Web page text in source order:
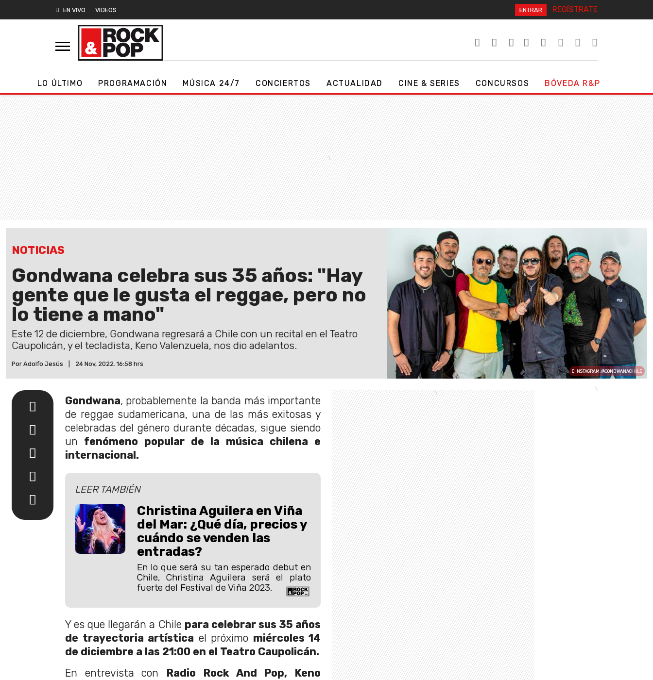
EN VIVO VIDEOS ENTRAR REGÍSTRATE
LO ÚLTIMO PROGRAMACIÓN MÚSICA 24/7 CONCIERTOS ACTUALIDAD CINE & SERIES CONCURSOS BÓVEDA R&P
NOTICIAS
Gondwana celebra sus 35 años: "Hay
gente que le gusta el reggae, pero no
lo tiene a mano"
Este 12 de diciembre, Gondwana regresará a Chile con un recital en el Teatro
Caupolicán, y el tecladista, Keno Valenzuela, nos dio adelantos.
Por Adolfo Jesús 24 Nov, 2022. 16:58 hrs
INSTAGRAM: @GONDWANACHILE
Gondwana, probablemente la banda más importante
de reggae sudamericana, una de las más exitosas y
celebradas del género durante décadas, sigue siendo
un fenómeno popular de la música chilena e
internacional.
LEER TAMBIÉN
Christina Aguilera en Viña
del Mar: ¿Qué día, precios y
cuándo se venden las
entradas?
En lo que será su tan esperado debut en
Chile, Christina Aguilera será el plato
fuerte del Festival de Viña 2023.
Y es que llegarán a Chile para celebrar sus 35 años
de trayectoria artística el próximo miércoles 14
de diciembre a las 21:00 en el Teatro Caupolicán.
En entrevista con Radio Rock And Pop, Keno